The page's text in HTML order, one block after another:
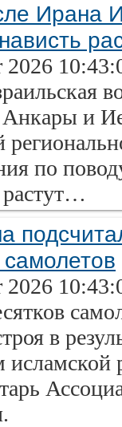
Ирана
и
по
растут…
самолетов
в